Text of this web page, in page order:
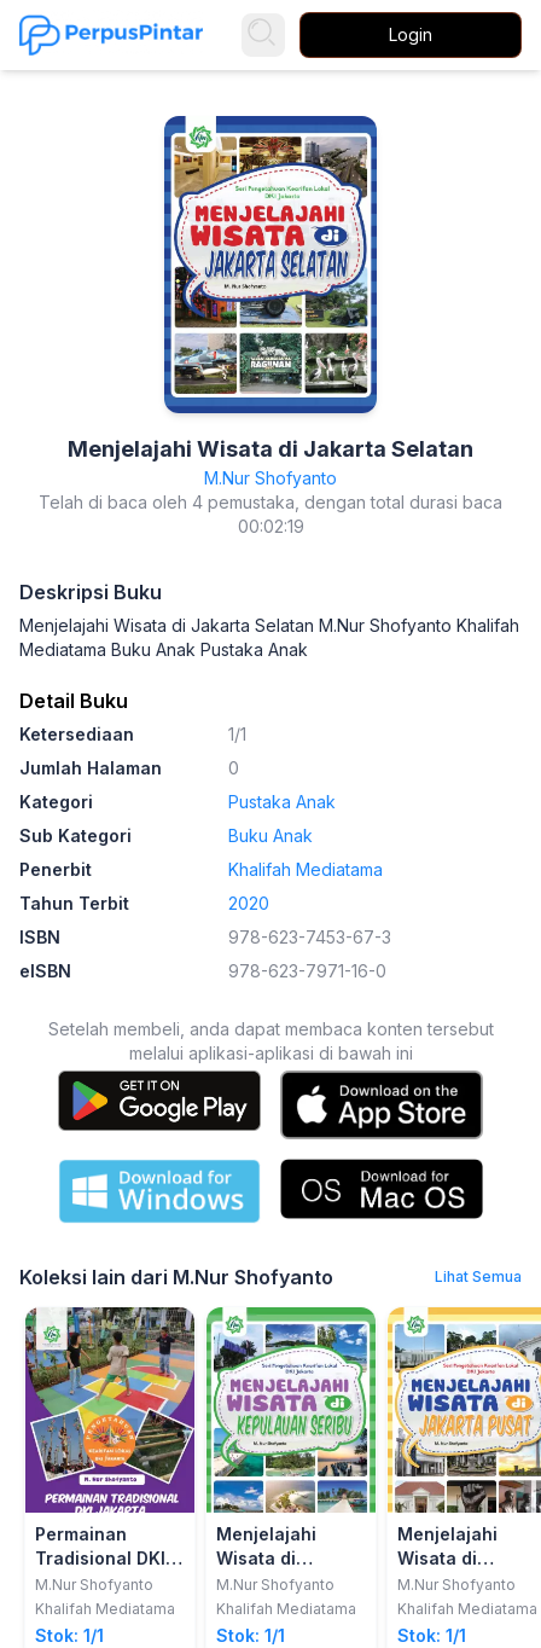
Login
Menjelajahi Wisata di Jakarta Selatan
M.Nur Shofyanto
Telah di baca oleh 4 pemustaka, dengan total durasi baca
00:02:19
Deskripsi Buku
Menjelajahi Wisata di Jakarta Selatan M.Nur Shofyanto Khalifah
Mediatama Buku Anak Pustaka Anak
Detail Buku
Ketersediaan
1/1
Jumlah Halaman
0
Kategori
Pustaka Anak
Sub Kategori
Buku Anak
Penerbit
Khalifah Mediatama
Tahun Terbit
2020
ISBN
978-623-7453-67-3
eISBN
978-623-7971-16-0
Setelah membeli, anda dapat membaca konten tersebut
melalui aplikasi-aplikasi di bawah ini
Koleksi lain dari M.Nur Shofyanto Lihat Semua
Permainan
Tradisional DKI
Jakarta
M.Nur Shofyanto
Khalifah Mediatama
Stok: 1/1
Menjelajahi
Wisata di
Kepualuan
Seribu
M.Nur Shofyanto
Khalifah Mediatama
Stok: 1/1
Menjelajahi
Wisata di
Jakarta Pusat
M.Nur Shofyanto
Khalifah Mediatama
Stok: 1/1